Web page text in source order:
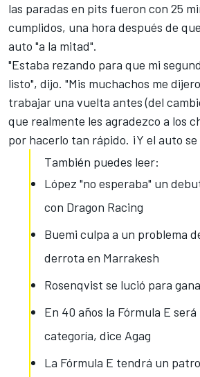
las paradas en pits fueron con 25
cumplidos, una hora después de
auto "a la mitad".
"Estaba rezando para que mi
listo", dijo. "Mis muchachos me
trabajar una vuelta antes (del
que realmente les agradezco a los
por hacerlo tan rápido. ¡Y el auto
También puedes leer:
López "no esperaba" un
con Dragon Racing
Buemi culpa a un problema
derrota en Marrakesh
Rosenqvist se lució para
En 40 años la Fórmula E
categoría, dice Agag
La Fórmula E tendrá un